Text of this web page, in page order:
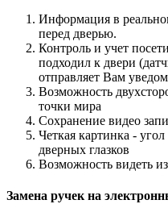
Информация в
перед дверью.
Контроль и учет
подходил к двери
отправляет Вам
Возможность
точки мира
Сохранение видео
Четкая картинка -
дверных глазков
Возможность видеть
Замена ручек на